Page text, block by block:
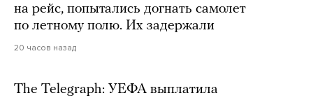
на рейс, попытались догнать самолет
по летному полю. Их задержали
20 часов назад
The Telegraph: УЕФА выплатила